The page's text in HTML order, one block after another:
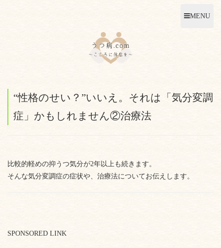
MENU
“性格のせい？”いいえ。それは「気分変調
症」かもしれません②治療法
比較的軽めの抑うつ気分が2年以上も続きます。
そんな気分変調症の症状や、治療法についてお伝えします。
SPONSORED LINK